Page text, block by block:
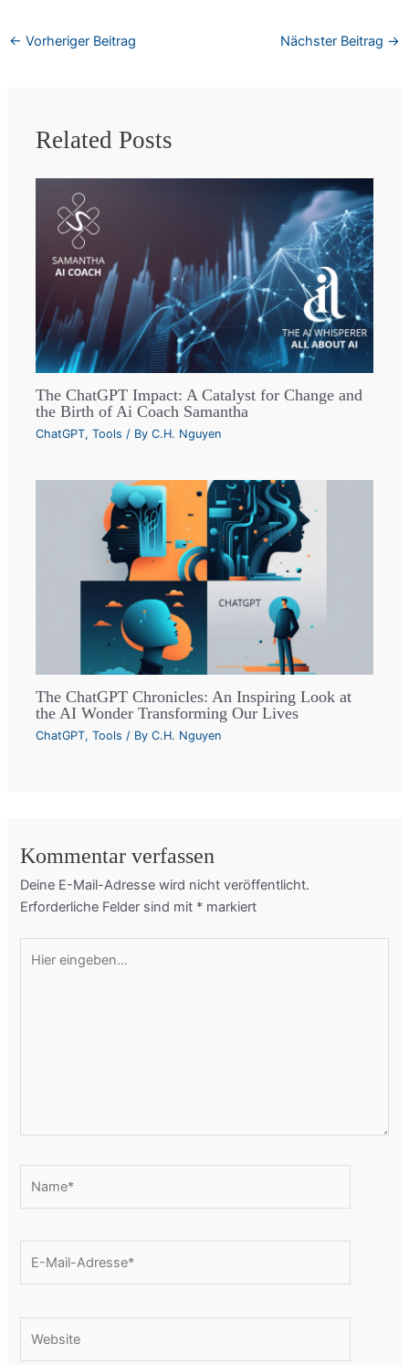
← Vorheriger Beitrag Nächster Beitrag →
Related Posts
The ChatGPT Impact: A Catalyst for Change and
the Birth of Ai Coach Samantha
ChatGPT,Tools / ByC.H. Nguyen
The ChatGPT Chronicles: An Inspiring Look at
the AI Wonder Transforming Our Lives
ChatGPT,Tools / ByC.H. Nguyen
Kommentar verfassen
Deine E-Mail-Adresse wird nicht veröffentlicht.
Erforderliche Felder sind mit * markiert
eingeben…
Mail-